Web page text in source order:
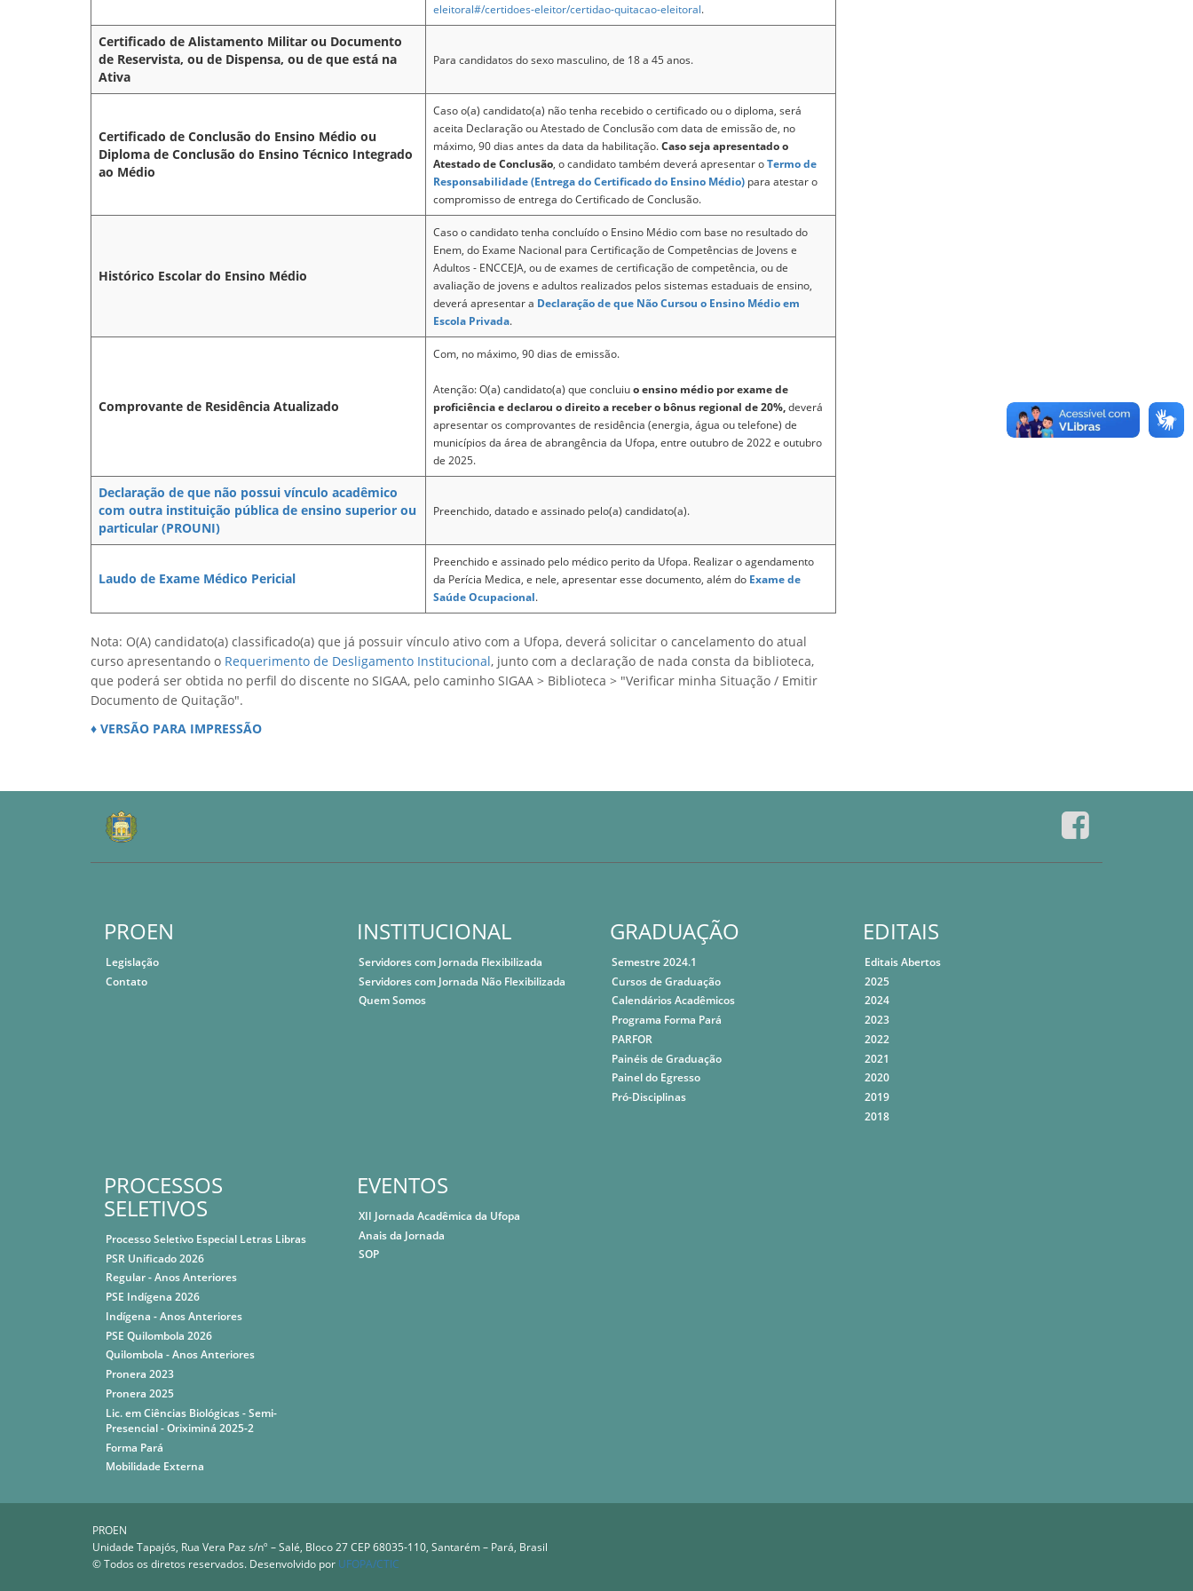
eleitoral#/certidoes-eleitor/certidao-quitacao-eleitoral.
Certificado de Alistamento Militar ou Documento
de Reservista, ou de Dispensa, ou de que está na
Ativa
Para candidatos do sexo masculino, de 18 a 45 anos.
Certificado de Conclusão do Ensino Médio ou
Diploma de Conclusão do Ensino Técnico Integrado
ao Médio
Caso o(a) candidato(a) não tenha recebido o certificado ou o diploma, será
aceita Declaração ou Atestado de Conclusão com data de emissão de, no
máximo, 90 dias antes da data da habilitação. Caso seja apresentado o
Atestado de Conclusão , o candidato também deverá apresentar oTermo de
Responsabilidade (Entrega do Certificado do Ensino Médio) para atestar o
compromisso de entrega do Certificado de Conclusão.
Histórico Escolar do Ensino Médio
Caso o candidato tenha concluído o Ensino Médio com base no resultado do
Enem, do Exame Nacional para Certificação de Competências de Jovens e
Adultos - ENCCEJA, ou de exames de certificação de competência, ou de
avaliação de jovens e adultos realizados pelos sistemas estaduais de ensino,
deverá apresentar a Declaração de que Não Cursou o Ensino Médio em
Escola Privada.
Comprovante de Residência Atualizado
Com, no máximo, 90 dias de emissão.
Atenção: O(a) candidato(a) que concluiuo ensino médio por exame de
proficiência e declarou o direito a receber o bônus regional de 20%, deverá
apresentar os comprovantes de residência (energia, água ou telefone) de
municípios da área de abrangência da Ufopa, entre outubro de 2022 e outubro
de 2025.
Declaração de que não possui vínculo acadêmico
com outra instituição pública de ensino superior ou
particular (PROUNI)
Preenchido, datado e assinado pelo(a) candidato(a).
Laudo de Exame Médico Pericial
Preenchido e assinado pelo médico perito da Ufopa. Realizar o agendamento
da Perícia Medica, e nele, apresentar esse documento, além do Exame de
Saúde Ocupacional.
Nota: O(A) candidato(a) classificado(a) que já possuir vínculo ativo com a Ufopa, deverá solicitar o cancelamento do atual
curso apresentando o Requerimento de Desligamento Institucional, junto com a declaração de nada consta da biblioteca,
que poderá ser obtida no perfil do discente no SIGAA, pelo caminho SIGAA > Biblioteca > "Verificar minha Situação / Emitir
Documento de Quitação".
♦ VERSÃO PARA IMPRESSÃO
PROEN
Legislação
Contato
INSTITUCIONAL
Servidores com Jornada Flexibilizada
Servidores com Jornada Não Flexibilizada
Quem Somos
GRADUAÇÃO
Semestre 2024.1
Cursos de Graduação
Calendários Acadêmicos
Programa Forma Pará
PARFOR
Painéis de Graduação
Painel do Egresso
Pró-Disciplinas
EDITAIS
Editais Abertos
2025
2024
2023
2022
2021
2020
2019
2018
PROCESSOS
SELETIVOS
Processo Seletivo Especial Letras Libras
PSR Unificado 2026
Regular - Anos Anteriores
PSE Indígena 2026
Indígena - Anos Anteriores
PSE Quilombola 2026
Quilombola - Anos Anteriores
Pronera 2023
Pronera 2025
Lic. em Ciências Biológicas - Semi-
Presencial - Oriximiná 2025-2
Forma Pará
Mobilidade Externa
EVENTOS
XII Jornada Acadêmica da Ufopa
Anais da Jornada
SOP
PROEN
Unidade Tapajós, Rua Vera Paz s/nº – Salé, Bloco 27 CEP 68035-110, Santarém – Pará, Brasil
© Todos os diretos reservados. Desenvolvido por UFOPA/CTIC